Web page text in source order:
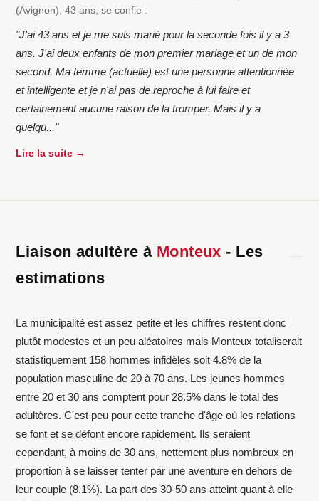
(Avignon), 43 ans, se confie :
"J'ai 43 ans et je me suis marié pour la seconde fois il y a 3
ans. J'ai deux enfants de mon premier mariage et un de mon
second. Ma femme (actuelle) est une personne attentionnée
et intelligente et je n'ai pas de reproche à lui faire et
certainement aucune raison de la tromper. Mais il y a
quelqu..."
Lire la suite →
Liaison adultère à Monteux - Les
estimations
La municipalité est assez petite et les chiffres restent donc
plutôt modestes et un peu aléatoires mais Monteux totaliserait
statistiquement 158 hommes infidèles soit 4.8% de la
population masculine de 20 à 70 ans. Les jeunes hommes
entre 20 et 30 ans comptent pour 28.5% dans le total des
adultères. C'est peu pour cette tranche d'âge où les relations
se font et se défont encore rapidement. Ils seraient
cependant, à moins de 30 ans, nettement plus nombreux en
proportion à se laisser tenter par une aventure en dehors de
leur couple (8.1%). La part des 30-50 ans atteint quant à elle